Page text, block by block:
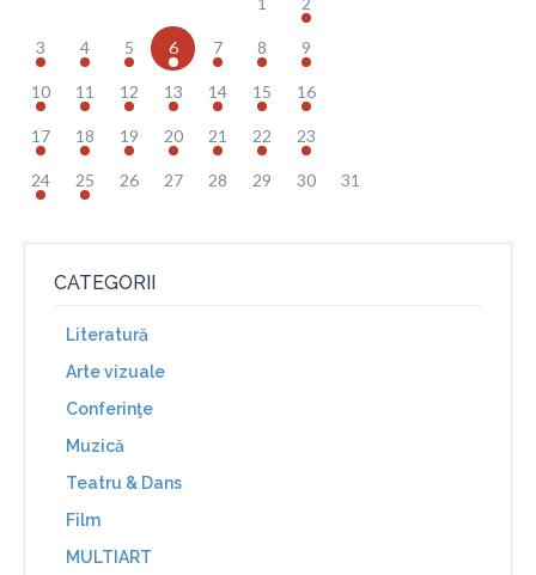
3 4 5 6 7 8 9
10 11 12 13 14 15 16
17 18 19 20 21 22 23
24 25 26 27 28 29 30 31
CATEGORII
Literatură
Arte vizuale
Conferinţe
Muzică
Teatru & Dans
Film
MULTIART